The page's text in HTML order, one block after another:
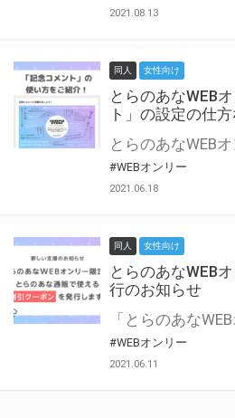
2021.08.13
同人 女性向け
とらのあなWEB
ト」の設定の仕
#WEBオンリー
2021.06.18
同人 女性向け
とらのあなWEB
行のお知らせ
#WEBオンリー
2021.06.11